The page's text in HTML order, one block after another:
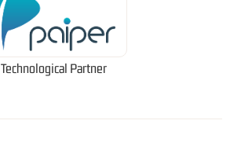
Technological Partner